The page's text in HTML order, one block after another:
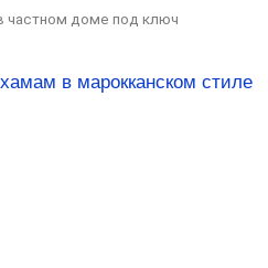
частном доме под ключ